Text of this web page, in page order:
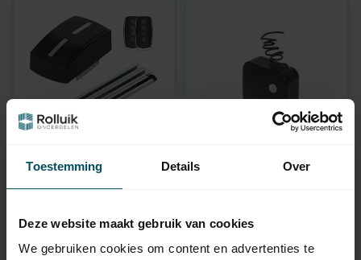
Toestemming Details Over
Deze website maakt gebruik van cookies
We gebruiken cookies om content en advertenties te
SELECT-LINE
Garagedeur
Op voorraad
279,95
SELECT-LINE
Op voorraad
35,95